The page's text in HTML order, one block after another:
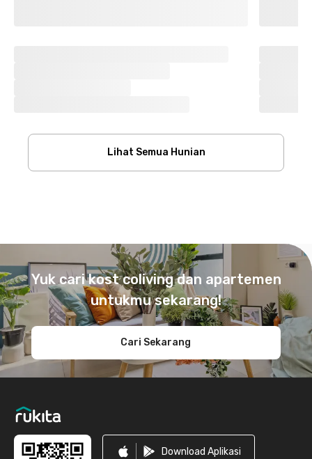
Lihat Semua Hunian
Yuk cari kost coliving dan apartemen
untukmu sekarang!
Cari Sekarang
Download Aplikasi